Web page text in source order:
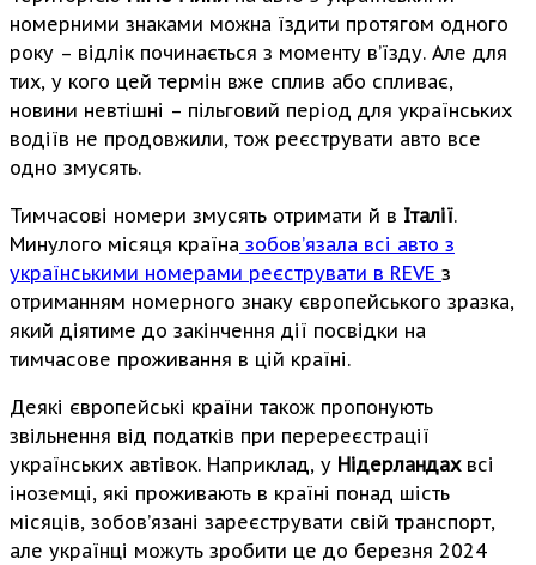
номерними знаками можна їздити протягом одного
року – відлік починається з моменту в’їзду. Але для
тих, у кого цей термін вже сплив або спливає,
новини невтішні – пільговий період для українських
водіїв не продовжили, тож реєструвати авто все
одно змусять.
Тимчасові номери змусять отримати й в Італії.
Минулого місяця країна зобов’язала всі авто з
українськими номерами реєструвати в REVE з
отриманням номерного знаку європейського зразка,
який діятиме до закінчення дії посвідки на
тимчасове проживання в цій країні.
Деякі європейські країни також пропонують
звільнення від податків при перереєстрації
українських автівок. Наприклад, у Нідерландах всі
іноземці, які проживають в країні понад шість
місяців, зобов’язані зареєструвати свій транспорт,
але українці можуть зробити це до березня 2024